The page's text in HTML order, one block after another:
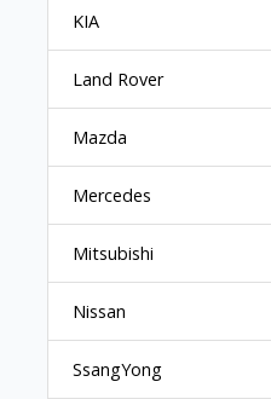
KIA
Land Rover
Mazda
Mercedes
Mitsubishi
Nissan
SsangYong